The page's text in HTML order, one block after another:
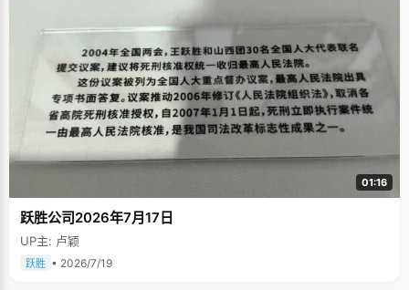
01:16
跃胜公司2026年7月17日
UP主: 卢颖
跃胜 • 2026/7/19